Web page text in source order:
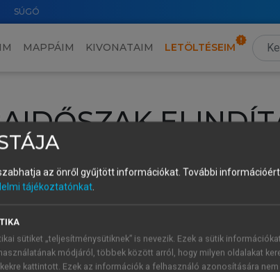
SÚGÓ
MAPPÁIM KIVONATAIM LETÖLTÉSEIM
lépj be a saját fiókoddal, iskolai azonosítóddal vagy
1 óra díjmentes hozzáférésrevagy
vagy hozz
után a
az önről gyűjtött információkat. További
tájékoztatónkat.
sütiket „teljesítménysütiknek” is nevezik. Ezek a sütik
módjáról, többek között arról, hogy milyen oldalakat
kattintott. Ezek az információk a felhasználó azonosítására nem